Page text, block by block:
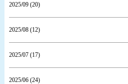
2025/09 (20)
2025/08 (12)
2025/07 (17)
2025/06 (24)